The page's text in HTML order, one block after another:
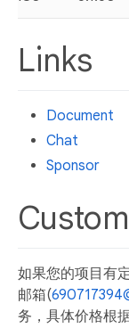
Links
Document
Chat
Sponsor
如果您的项目有
邮箱(
务，具体价格根